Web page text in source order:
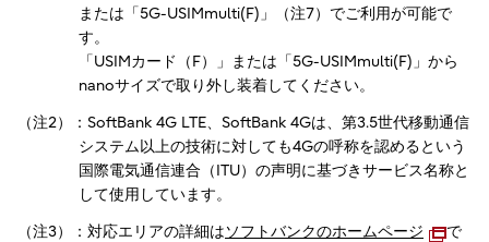
または「5G-USIMmulti(F)」（注7）でご利用が可能で
す。
「USIMカード（F）」または「5G-USIMmulti(F)」から
nanoサイズで取り外し装着してください。
（注2）：SoftBank 4G LTE、SoftBank 4Gは、第3.5世代移動通信
システム以上の技術に対しても4Gの呼称を認めるという
国際電気通信連合（ITU）の声明に基づきサービス名称と
して使用しています。
（注3）：対応エリアの詳細はソフトバンクのホームページ
で